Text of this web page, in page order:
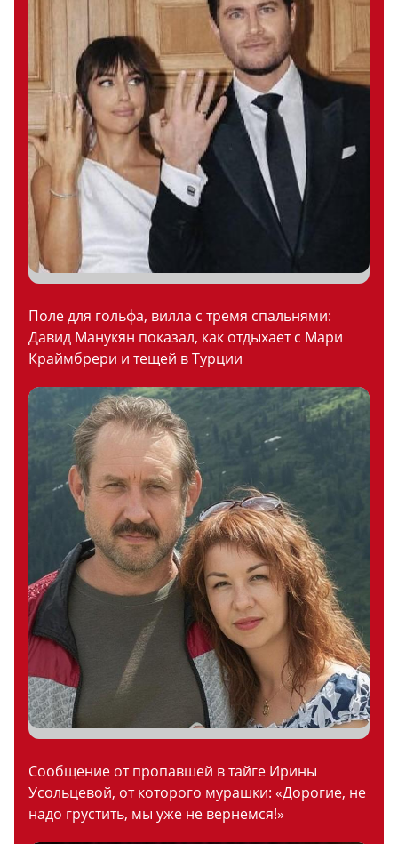
Поле для гольфа, вилла с тремя спальнями:
Давид Манукян показал, как отдыхает с Мари
Краймбрери и тещей в Турции
Сообщение от пропавшей в тайге Ирины
Усольцевой, от которого мурашки: «Дорогие, не
надо грустить, мы уже не вернемся!»